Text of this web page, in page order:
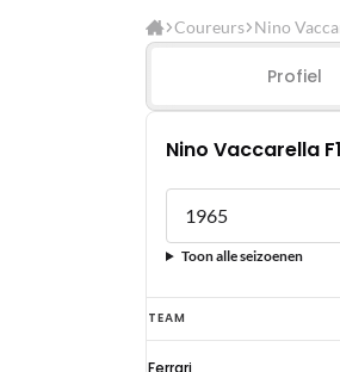
Coureurs Nino
Profiel
Nino Vaccarella
Toon alle seizoenen
Nino
Vaccarella
TEAM
Ferrari